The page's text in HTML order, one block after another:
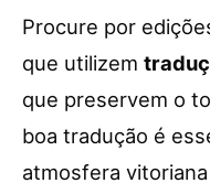
Procure por
que utilizem
que preservem o
boa tradução é
atmosfera